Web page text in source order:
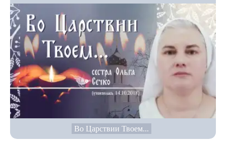
Во Царствии Твоем...